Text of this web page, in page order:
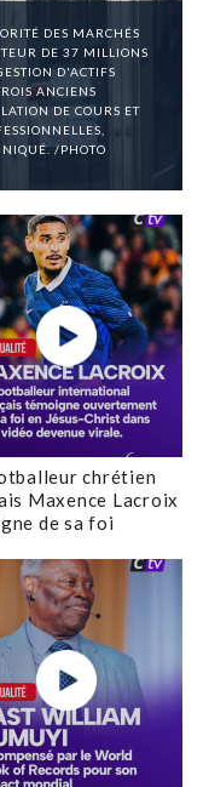
DES MARCHÉS
DE 37 MILLIONS
D'ACTIFS
ANCIENS
DE COURS ET
/PHOTO
chrétien
Maxence Lacroix
de sa foi